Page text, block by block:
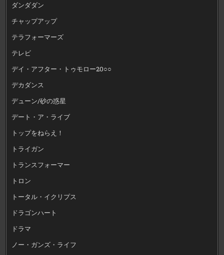
ダンダダン
チャップアップ
テラフォーマーズ
テレビ
デイ・アフター・トゥモロー20○○
デカダンス
デューン/砂の惑星
デート・ア・ライブ
トップをねらえ！
トライガン
トランスフォーマー
トロン
トータル・イクリプス
ドラゴンハート
ドラマ
ノー・ガンズ・ライフ